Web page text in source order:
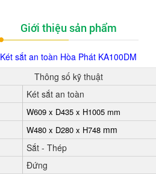
Giới thiệu sản phẩm
Két sắt an toàn Hòa Phát KA100DM
Thông số kỹ thuật
Két sắt an toàn
W609 x D435 x H1005 mm
W480 x D280 x H748 mm
Sắt - Thép
Đứng